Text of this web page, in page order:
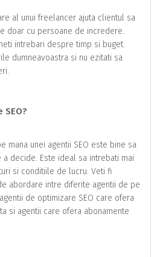
al unui freelancer ajuta clientul sa
doar cu persoane de incredere.
intrebari despre timp si buget.
dumneavoastra si nu ezitati sa
SEO?
mana unei agentii SEO este bine sa
decide. Este ideal sa intrebati mai
si conditiile de lucru. Veti fi
abordare intre diferite agentii de pe
de optimizare SEO care ofera
si agentii care ofera abonamente